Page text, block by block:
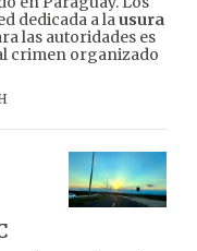
dedicada a lausura
las autoridades es
crimen organizado